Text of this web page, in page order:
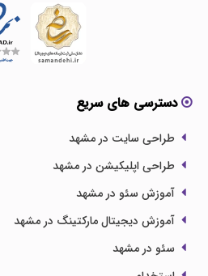
دسترسی های سریع
طراحی سایت در مشهد
طراحی اپلیکیشن در مشهد
آموزش سئو در مشهد
آموزش دیجیتال مارکتینگ در مشهد
سئو در مشهد